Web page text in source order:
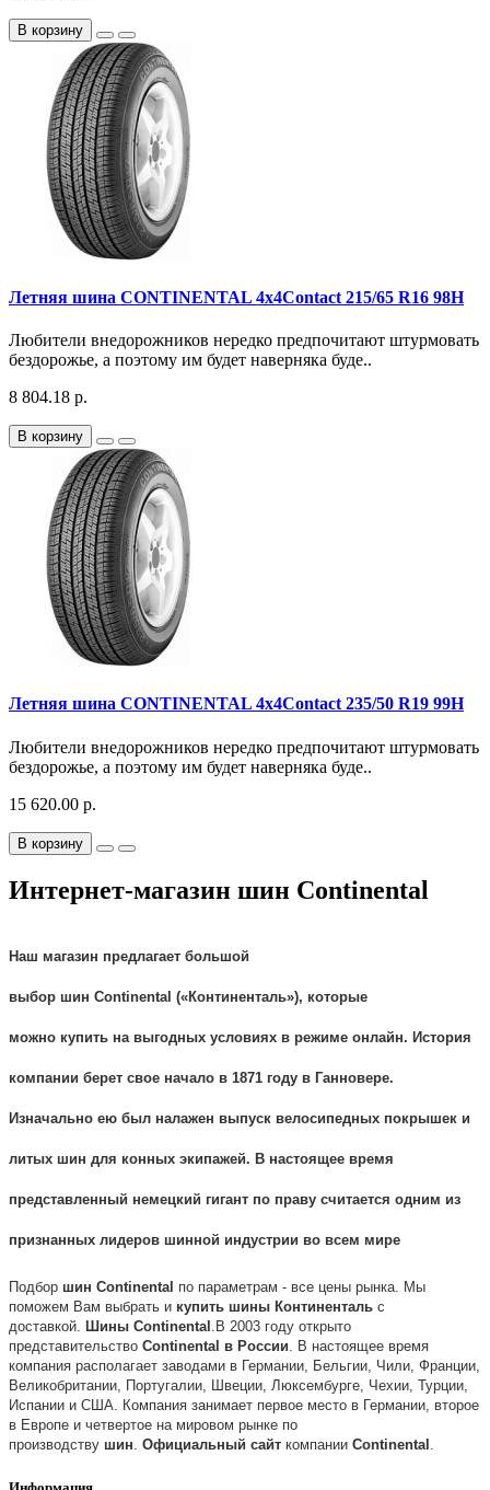
В корзину
Летняя шина CONTINENTAL 4x4Contact 215/65 R16 98H
Любители внедорожников нередко предпочитают штурмовать
бездорожье, а поэтому им будет наверняка буде..
8 804.18 р.
В корзину
Летняя шина CONTINENTAL 4x4Contact 235/50 R19 99H
Любители внедорожников нередко предпочитают штурмовать
бездорожье, а поэтому им будет наверняка буде..
15 620.00 р.
В корзину
Интернет-магазин шин Continental
Наш магазин предлагает большой
выбор шин Continental («Континенталь»), которые
можно купить на выгодных условиях в режиме онлайн. История
компании берет свое начало в 1871 году в Ганновере.
Изначально ею был налажен выпуск велосипедных покрышек и
литых шин для конных экипажей. В настоящее время
представленный немецкий гигант по праву считается одним из
признанных лидеров шинной индустрии во всем мире
Подбор шин Continental по параметрам - все цены рынка. Мы
поможем Вам выбрать и купить шины Континенталь с
доставкой. Шины Continental . В 2003 году открыто
представительство Continental в России. В настоящее время
компания располагает заводами в Германии, Бельгии, Чили, Франции,
Великобритании, Португалии, Швеции, Люксембурге, Чехии, Турции,
Испании и США. Компания занимает первое место в Германии, второе
в Европе и четвертое на мировом рынке по
производству шин. Официальный сайт компании Continental .